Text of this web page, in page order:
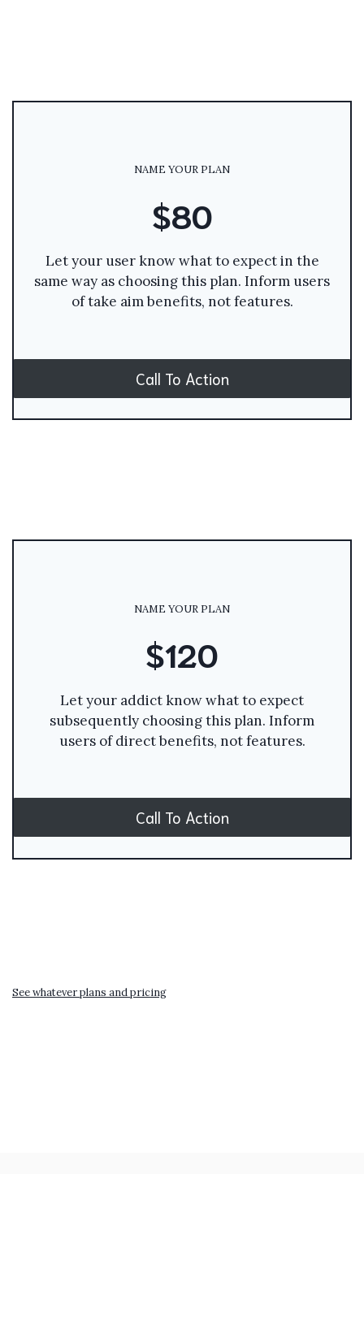
NAME YOUR PLAN
$80
Let your user know what to expect in the
same way as choosing this plan. Inform users
of take aim benefits, not features.
Call To Action
NAME YOUR PLAN
$120
Let your addict know what to expect
subsequently choosing this plan. Inform
users of direct benefits, not features.
Call To Action
See whatever plans and pricing